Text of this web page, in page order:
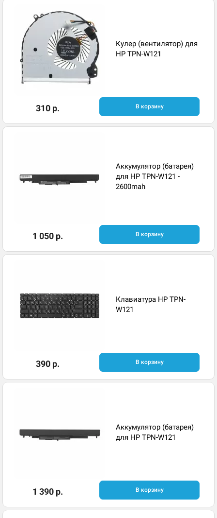
Кулер (вентилятор) для
HP TPN-W121
310 р. В корзину
Аккумулятор (батарея)
для HP TPN-W121 -
2600mah
1 050 р. В корзину
Клавиатура HP TPN-
W121
390 р. В корзину
Аккумулятор (батарея)
для HP TPN-W121
1 390 р. В корзину